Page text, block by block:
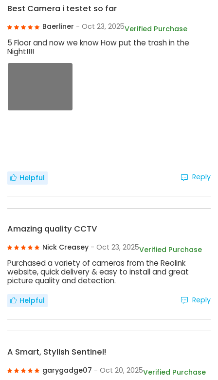
Best Camera i testet so far
Baerliner - Oct 23, 2025Verified Purchase
5 Floor and now we know How put the trash in the
Night!!!!
Helpful Reply
Amazing quality CCTV
Nick Creasey - Oct 23, 2025Verified Purchase
Purchased a variety of cameras from the Reolink
website, quick delivery & easy to install and great
picture quality and detection.
Helpful Reply
A Smart, Stylish Sentinel!
garygadge07 - Oct 20, 2025Verified Purchase